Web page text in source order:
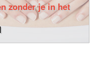
zonder je in het